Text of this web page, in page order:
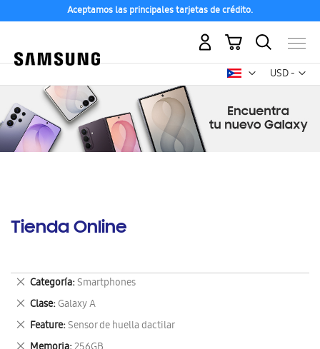
Aceptamos las principales tarjetas de crédito.
USD -
dólar
Mi carrito
Tienda Online
Categoría Smartphones
Eliminar
este
artículo
Clase Galaxy A
Eliminar
este
artículo
Feature Sensor de huella dactilar
Eliminar
este